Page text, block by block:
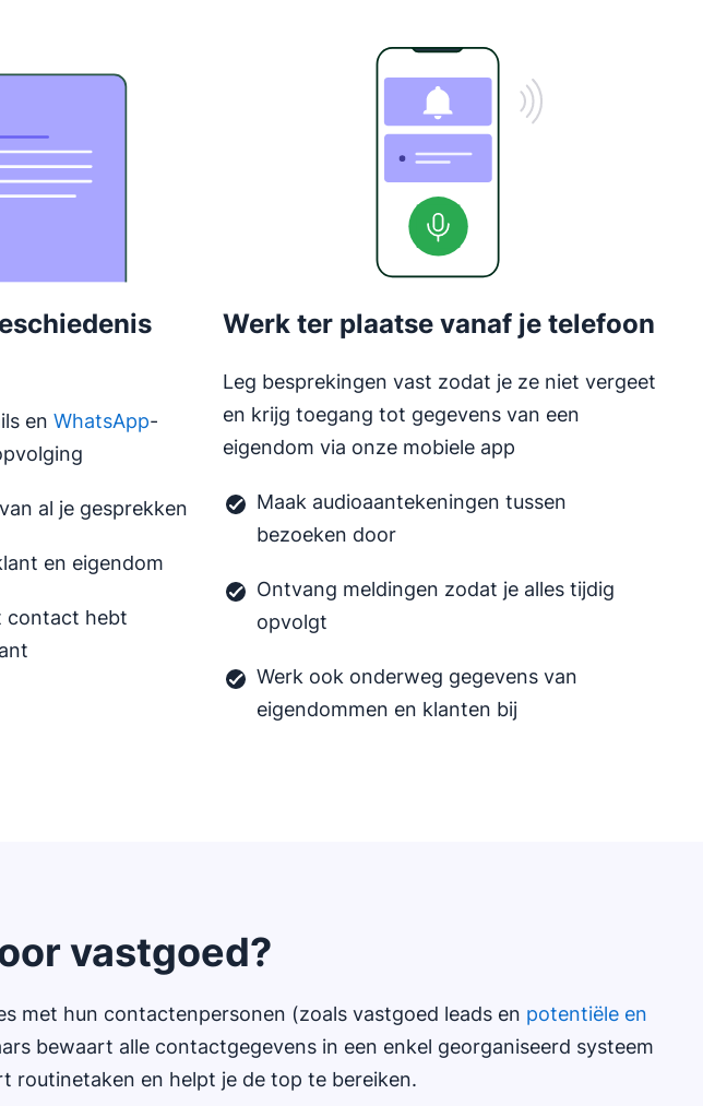
en WhatsApp-
al je gesprekken
en eigendom
contact hebt
Werk ter plaatse vanaf je telefoon
Leg besprekingen vast zodat je ze niet vergeet
en krijg toegang tot gegevens van een
eigendom via onze mobiele app
Maak audioaantekeningen tussen
bezoeken door
Ontvang meldingen zodat je alles tijdig
opvolgt
Werk ook onderweg gegevens van
eigendommen en klanten bij
vastgoed?
met hun contactenpersonen (zoals vastgoed leads en potentiële en
bewaart alle contactgegevens in een enkel georganiseerd systeem
routinetaken en helpt je de top te bereiken.